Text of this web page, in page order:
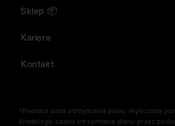
Sklep 📦
Kariera
Kontakt
*Podana data otrzymania planu wyliczona
średniego czasu otrzymania planu przez